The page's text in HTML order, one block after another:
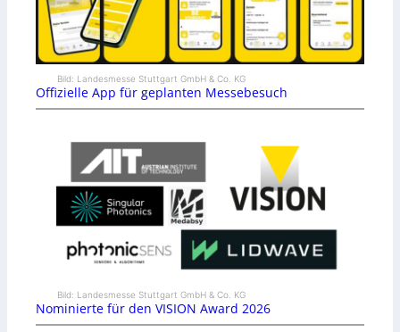
Bild: Landesmesse Stuttgart GmbH & Co. KG
Offizielle App für geplanten Messebesuch
Bild: Landesmesse Stuttgart GmbH & Co. KG
Nominierte für den VISION Award 2026